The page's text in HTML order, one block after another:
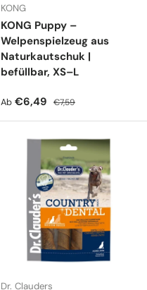
KONG
KONG Puppy –
Welpenspielzeug aus
Naturkautschuk |
befüllbar, XS–L
Verkaufspreis
Ab €6,49 Normaler Preis
€7,59
Dr. Clauders